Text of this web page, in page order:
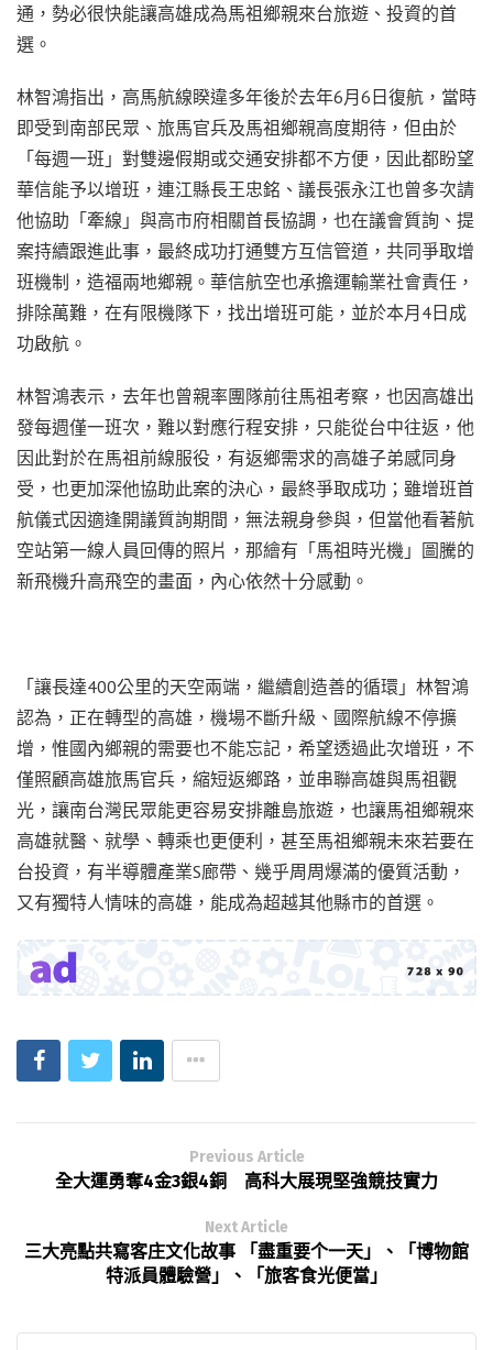
通，勢必很快能讓高雄成為馬祖鄉親來台旅遊、投資的首
選。
林智鴻指出，高馬航線睽違多年後於去年6月6日復航，當時
即受到南部民眾、旅馬官兵及馬祖鄉親高度期待，但由於
「每週一班」對雙邊假期或交通安排都不方便，因此都盼望
華信能予以增班，連江縣長王忠銘、議長張永江也曾多次請
他協助「牽線」與高市府相關首長協調，也在議會質詢、提
案持續跟進此事，最終成功打通雙方互信管道，共同爭取增
班機制，造福兩地鄉親。華信航空也承擔運輸業社會責任，
排除萬難，在有限機隊下，找出增班可能，並於本月4日成
功啟航。
林智鴻表示，去年也曾親率團隊前往馬祖考察，也因高雄出
發每週僅一班次，難以對應行程安排，只能從台中往返，他
因此對於在馬祖前線服役，有返鄉需求的高雄子弟感同身
受，也更加深他協助此案的決心，最終爭取成功；雖增班首
航儀式因適逢開議質詢期間，無法親身參與，但當他看著航
空站第一線人員回傳的照片，那繪有「馬祖時光機」圖騰的
新飛機升高飛空的畫面，內心依然十分感動。
「讓長達400公里的天空兩端，繼續創造善的循環」林智鴻
認為，正在轉型的高雄，機場不斷升級、國際航線不停擴
增，惟國內鄉親的需要也不能忘記，希望透過此次增班，不
僅照顧高雄旅馬官兵，縮短返鄉路，並串聯高雄與馬祖觀
光，讓南台灣民眾能更容易安排離島旅遊，也讓馬祖鄉親來
高雄就醫、就學、轉乘也更便利，甚至馬祖鄉親未來若要在
台投資，有半導體產業S廊帶、幾乎周周爆滿的優質活動，
又有獨特人情味的高雄，能成為超越其他縣市的首選。
Previous Article
全大運勇奪4金3銀4銅 高科大展現堅強競技實力
Next Article
三大亮點共寫客庄文化故事 「盡重要个一天」、「博物館
特派員體驗營」、「旅客食光便當」